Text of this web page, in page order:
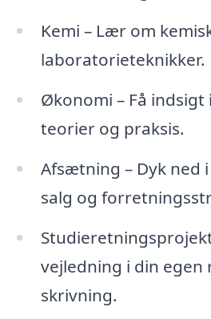
Kemi – Lær om
laboratorieteknikker.
Økonomi – Få indsigt
teorier og praksis.
Afsætning – Dyk ned
salg og
Studieretningsprojekt
vejledning i din egen
skrivning.